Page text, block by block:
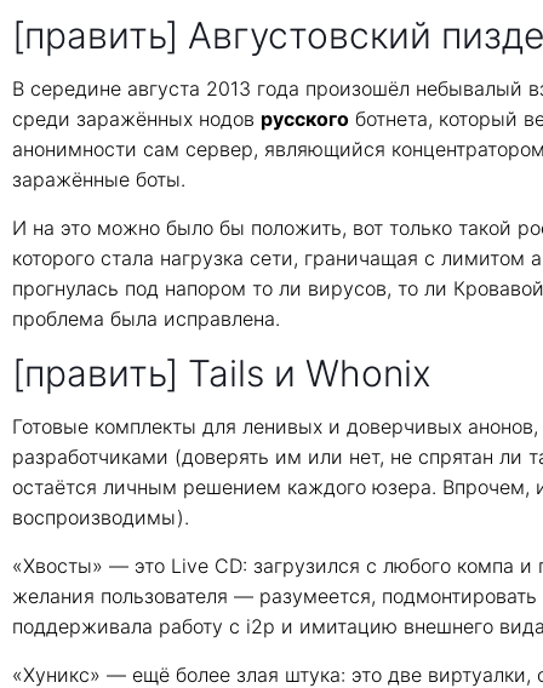
[править] Августовский
В середине августа 2013 года произошёл небывалый
среди заражённых нодов русскогоботнета, который
анонимности сам сервер, являющийся
заражённые боты.
И на это можно было бы положить, вот только такой
которого стала нагрузка сети, граничащая с
прогнулась под напором то ли вирусов, то ли
проблема была исправлена.
[править] Tails и Whonix
Готовые комплекты для ленивых и доверчивых
разработчиками (доверять им или нет, не спрятан
остаётся личным решением каждого юзера. Впрочем,
воспроизводимы).
«Хвосты» — это Live CD: загрузился с любого компа и
желания пользователя — разумеется,
поддерживала работу с i2p и имитацию внешнего
«Хуникс» — ещё более злая штука: это две